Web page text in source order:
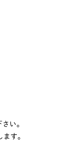
い。
す。